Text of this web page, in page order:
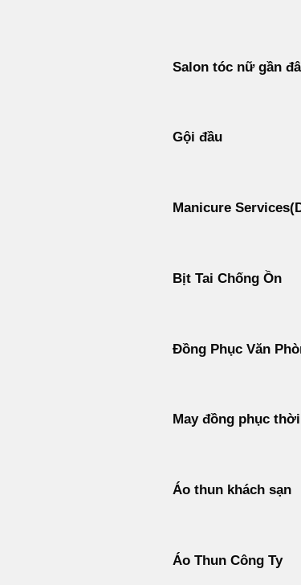
Salon tóc nữ gần
Gội đầu
Manicure
Bịt Tai Chống Ồn
Đồng Phục Văn
May đồng phục
Áo thun khách sạn
Áo Thun Công Ty